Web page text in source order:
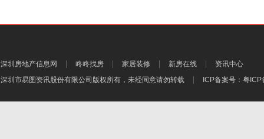
深圳房地产信息网 咚咚找房 家居装修 新房在线
资讯中心
深圳市易图资讯股份有限公司 版权所有，未经同意请勿转载 ICP备案号： 粤ICP